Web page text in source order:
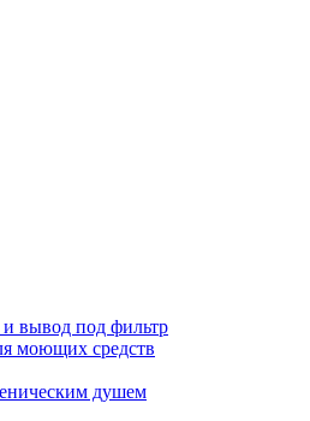
вывод под фильтр
моющих средств
душем